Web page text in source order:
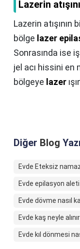
Lazerin
Lazerin atışının
bölge lazer
Sonrasında ise
jel acı hissini en
bölgeye lazer
Diğer Blog
Evde Eteksiz namaz
Evde epilasyon aleti
Evde dövme nasıl
Evde kaş neyle
Evde kıl dönmesi